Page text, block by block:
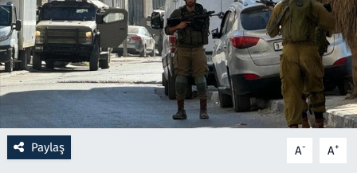
Paylaş A- A+
Resmi İlanlar
Rüya Tabirleri
Sağlık
Savunma Sanayi